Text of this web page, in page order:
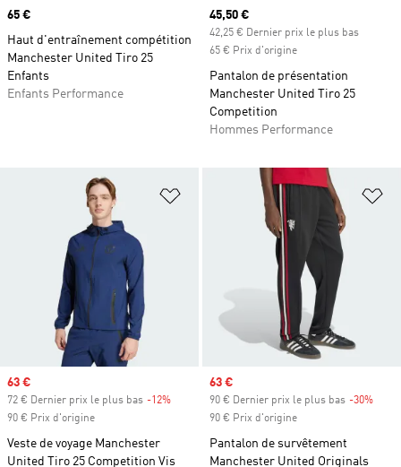
Prix
65 €
Haut d'entraînement compétition
Manchester United Tiro 25
Enfants
Enfants Performance
Prix actuel
45,50 €
42,25 € Dernier prix le plus bas
65 € Prix d'origine
Pantalon de présentation
Manchester United Tiro 25
Competition
Hommes Performance
Ajouter à la Liste de produits
Prix soldé
63 €
72 € Dernier prix le plus bas -12%
90 € Prix d'origine
Veste de voyage Manchester
United Tiro 25 Competition Vis
Prix soldé
63 €
90 € Dernier prix le plus bas -30%
90 € Prix d'origine
Pantalon de survêtement
Manchester United Originals